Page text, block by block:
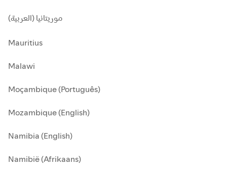
موريتانيا (العربية)
Mauritius
Malawi
Moçambique (Português)
Mozambique (English)
Namibia (English)
Namibië (Afrikaans)